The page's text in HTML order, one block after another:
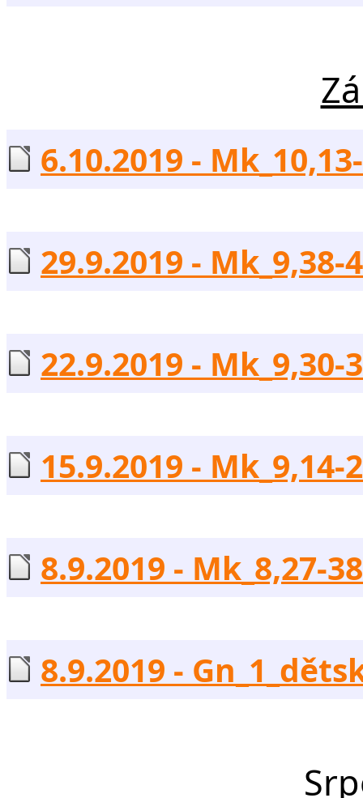
6.10.2019 -
29.9.2019 -
22.9.2019 -
15.9.2019 -
8.9.2019 - Mk_8,27-
8.9.2019 -